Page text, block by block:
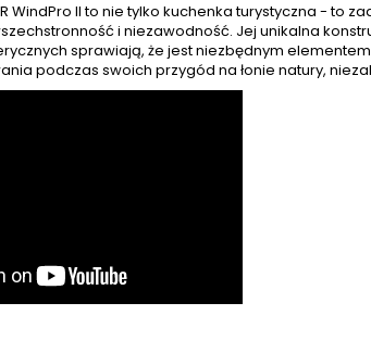
WindPro II to nie tylko kuchenka turystyczna - to
i niezawodność. Jej unikalna
sprawiają, że jest niezbędnym
podczas swoich przygód na łonie natury,